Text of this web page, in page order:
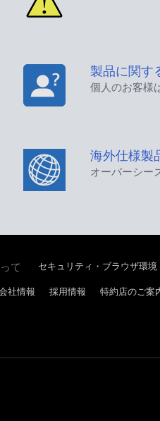
製品に関す
個人のお客様
海外仕様製
オーバーシー
て セキュリティ・ブラウザ環境
社情報 採用情報 特約店のご案